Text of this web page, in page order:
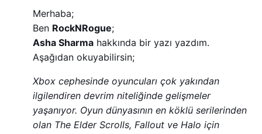
Merhaba;
Ben RockNRogue;
Asha Sharma hakkında bir yazı yazdım.
Aşağıdan okuyabilirsin;
Xbox cephesinde oyuncuları çok yakından
ilgilendiren devrim niteliğinde gelişmeler
yaşanıyor. Oyun dünyasının en köklü serilerinden
olan The Elder Scrolls, Fallout ve Halo için